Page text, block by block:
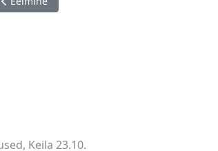
Keila 23.10.